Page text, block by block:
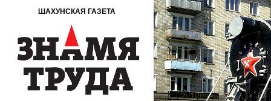
ШАХУНСКАЯ ГАЗЕТА